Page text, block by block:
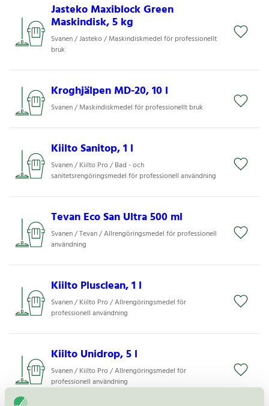
Jasteko Maxiblock Green
Maskindisk, 5 kg
Svanen / Jasteko / Maskindiskmedel för professionellt
bruk
Kroghjälpen MD-20, 10 l
Svanen / Maskindiskmedel för professionellt bruk
Kiilto Sanitop, 1 l
Svanen / Kiilto Pro / Bad - och
sanitetsrengöringsmedel för professionell användning
Tevan Eco San Ultra 500 ml
Svanen / Tevan / Allrengöringsmedel för professionell
användning
Kiilto Plusclean, 1 l
Svanen / Kiilto Pro / Allrengöringsmedel för
professionell användning
Kiilto Unidrop, 5 l
Svanen / Kiilto Pro / Allrengöringsmedel för
professionell användning